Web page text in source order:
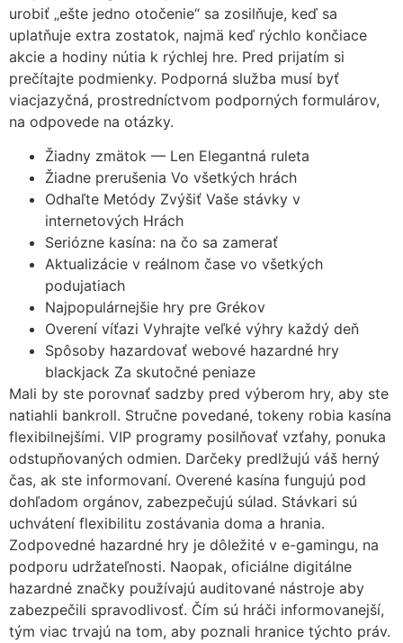
urobiť „ešte jedno otočenie“ sa zosilňuje, keď sa
uplatňuje extra zostatok, najmä keď rýchlo končiace
akcie a hodiny nútia k rýchlej hre. Pred prijatím si
prečítajte podmienky. Podporná služba musí byť
viacjazyčná, prostredníctvom podporných formulárov,
na odpovede na otázky.
Žiadny zmätok — Len Elegantná ruleta
Žiadne prerušenia Vo všetkých hrách
Odhaľte Metódy Zvýšiť Vaše stávky v
internetových Hrách
Seriózne kasína: na čo sa zamerať
Aktualizácie v reálnom čase vo všetkých
podujatiach
Najpopulárnejšie hry pre Grékov
Overení víťazi Vyhrajte veľké výhry každý deň
Spôsoby hazardovať webové hazardné hry
blackjack Za skutočné peniaze
Mali by ste porovnať sadzby pred výberom hry, aby ste
natiahli bankroll. Stručne povedané, tokeny robia kasína
flexibilnejšími. VIP programy posilňovať vzťahy, ponuka
odstupňovaných odmien. Darčeky predlžujú váš herný
čas, ak ste informovaní. Overené kasína fungujú pod
dohľadom orgánov, zabezpečujú súlad. Stávkari sú
uchvátení flexibilitu zostávania doma a hrania.
Zodpovedné hazardné hry je dôležité v e-gamingu, na
podporu udržateľnosti. Naopak, oficiálne digitálne
hazardné značky používajú auditované nástroje aby
zabezpečili spravodlivosť. Čím sú hráči informovanejší,
tým viac trvajú na tom, aby poznali hranice týchto práv.